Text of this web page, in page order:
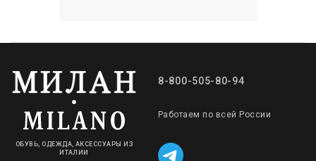
ОБУВЬ, ОДЕЖДА, АКСЕССУАРЫ ИЗ
ИТАЛИИ
8-800-505-80-94
Работаем по всей России